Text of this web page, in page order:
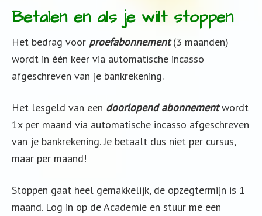
Betalen en als je wilt stoppen
Het bedrag voor proefabonnement (3 maanden)
wordt in één keer via automatische incasso
afgeschreven van je bankrekening.
Het lesgeld van een doorlopend abonnementwordt
1x per maand via automatische incasso afgeschreven
van je bankrekening. Je betaalt dus niet per cursus,
maar per maand!
Stoppen gaat heel gemakkelijk, de opzegtermijn is 1
maand. Log in op de Academie en stuur me een